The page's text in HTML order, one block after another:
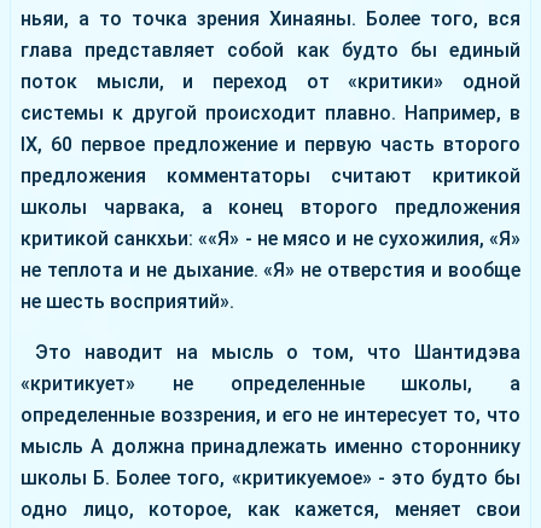
ньяи, а то точка зрения Хинаяны. Более того, вся
глава представляет собой как будто бы единый
поток мысли, и переход от «критики» одной
системы к другой происходит плавно. Например, в
ІХ, 60 первое предложение и первую часть второго
предложения комментаторы считают критикой
школы чарвака, а конец второго предложения
критикой санкхьи: ««Я» - не мясо и не сухожилия, «Я»
не теплота и не дыхание. «Я» не отверстия и вообще
не шесть восприятий».
Это наводит на мысль о том, что Шантидэва
«критикует» не определенные школы, а
определенные воззрения, и его не интересует то, что
мысль А должна принадлежать именно стороннику
школы Б. Более того, «критикуемое» - это будто бы
одно лицо, которое, как кажется, меняет свои